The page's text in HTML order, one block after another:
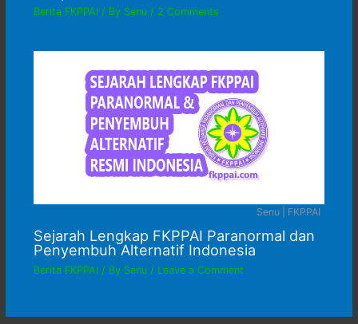
Berita FKPPAI/ By Senu / 2 Comments
Senu | FKPPAI
Sejarah Lengkap FKPPAI Paranormal dan
Penyembuh Alternatif Indonesia
Berita FKPPAI/ By Senu / Leave a Comment